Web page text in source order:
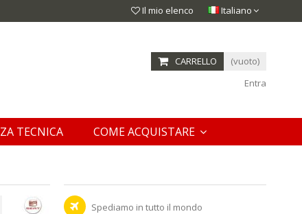
Italiano
Il mio elenco
CARRELLO
(vuoto)
Entra
TECNICA COME ACQUISTARE
Spediamo in tutto il mondo